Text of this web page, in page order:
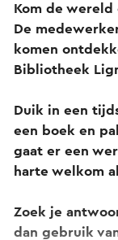
Kom de
De
komen
Bibliotheek
Duik in een
een boek en
gaat er een
harte welkom
Zoek je
dan gebruik